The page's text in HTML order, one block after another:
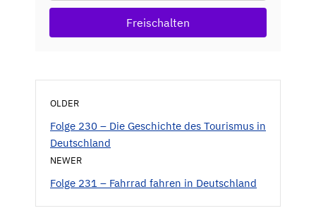
Freischalten
OLDER
Folge 230 – Die Geschichte des Tourismus in
Deutschland
NEWER
Folge 231 – Fahrrad fahren in Deutschland